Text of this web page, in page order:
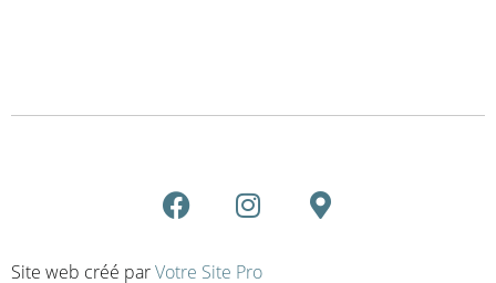
Site web créé parVotre Site Pro